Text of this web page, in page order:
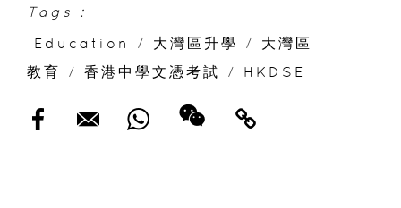
Tags :
Education
/ 大灣區升學 /
大灣區
教育
/ 香港中學文憑考試 / HKDSE